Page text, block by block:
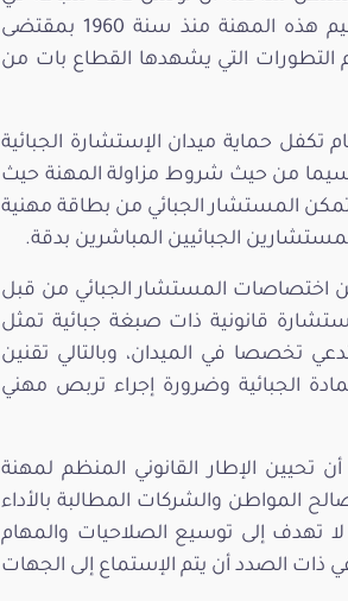
تنظيم مهنة المستشار الجبائي منذ الاستقلال، حيث تم تنظيم هذه المهنة منذ سنة 1960 بمقتضى
لسنة 1960 المؤرخ في 14 ديسمبر 1960، وأمام التطورات التي يشهدها القطاع بات من
حماية ميدان الإستشارة الجبائية
من حيث شروط مزاولة المهنة حيث
تمكن المستشار الجبائي من بطاقة مهنية
الجبائيين المباشرين بدقة.
اختصاصات المستشار الجبائي من قبل
قانونية ذات صبغة جبائية تمثل
تخصصا في الميدان، وبالتالي تقنين
الجبائية وضرورة إجراء تربص مهني
تحيين الإطار القانوني المنظم لمهنة
المواطن والشركات المطالبة بالأداء
تهدف إلى توسيع الصلاحيات والمهام
ذات الصدد أن يتم الإستماع إلى الجهات